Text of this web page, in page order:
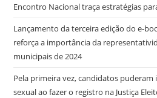
Encontro Nacional traça estratégias
Lançamento da terceira edição do e-
reforça a importância da
municipais de 2024
Pela primeira vez, candidatos puderam
sexual ao fazer o registro na Justiça